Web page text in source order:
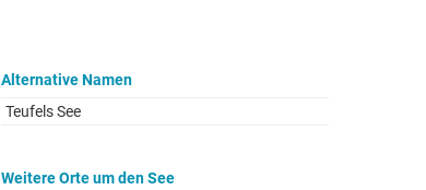
Alternative Namen
Teufels See
Weitere Orte um den See